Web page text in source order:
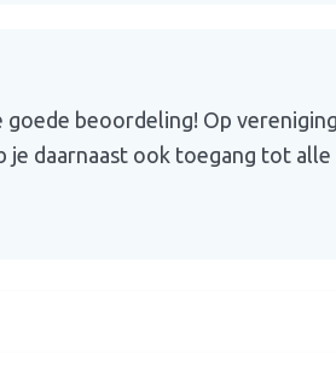
goede beoordeling! Op
je daarnaast ook toegang tot